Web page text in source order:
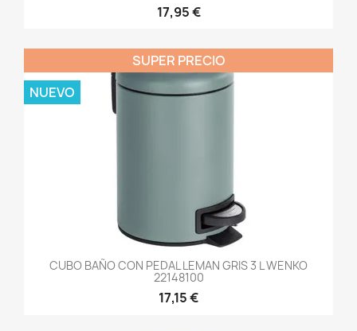
17,95 €
CUBO BAÑO CON PEDAL LEMAN GRIS 3 L WENKO
22148100
17,15 €
SUPER PRECIO
NUEVO